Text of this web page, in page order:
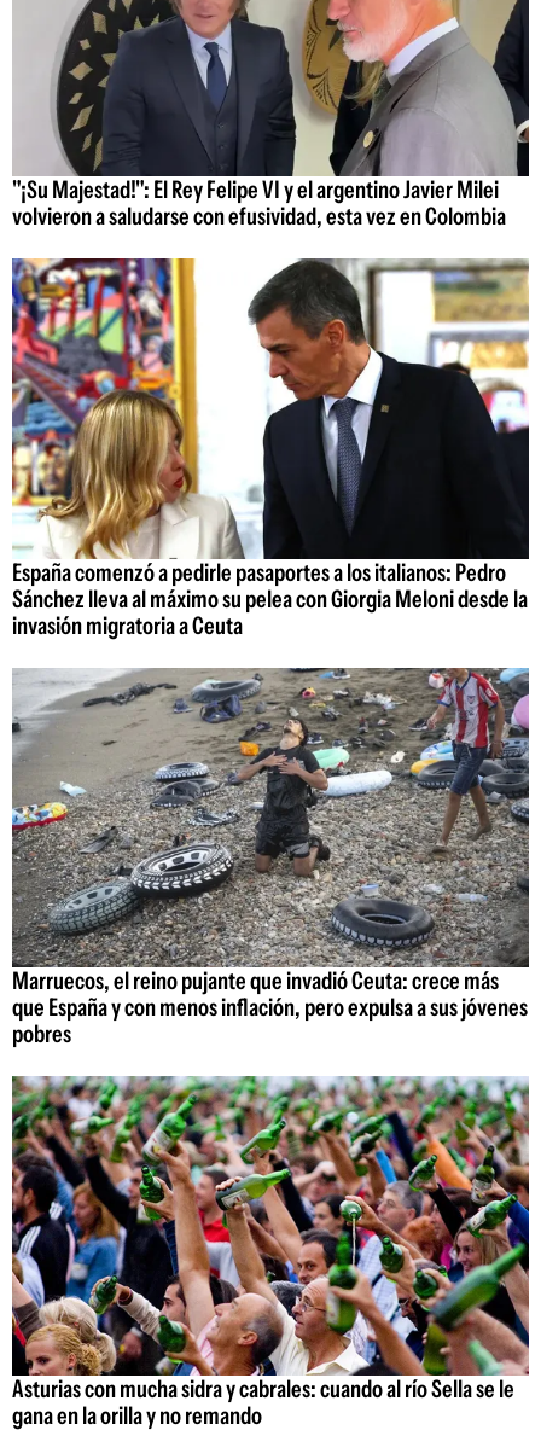
"¡Su Majestad!": El Rey Felipe VI y el argentino Javier Milei
volvieron a saludarse con efusividad, esta vez en Colombia
España comenzó a pedirle pasaportes a los italianos: Pedro
Sánchez lleva al máximo su pelea con Giorgia Meloni desde la
invasión migratoria a Ceuta
Marruecos, el reino pujante que invadió Ceuta: crece más
que España y con menos inflación, pero expulsa a sus jóvenes
pobres
Asturias con mucha sidra y cabrales: cuando al río Sella se le
gana en la orilla y no remando